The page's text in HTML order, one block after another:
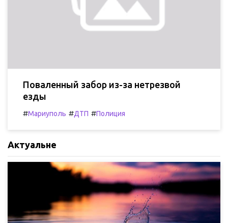
Поваленный забор из-за нетрезвой
езды
#Мариуполь #ДТП #Полиция
Актуальне